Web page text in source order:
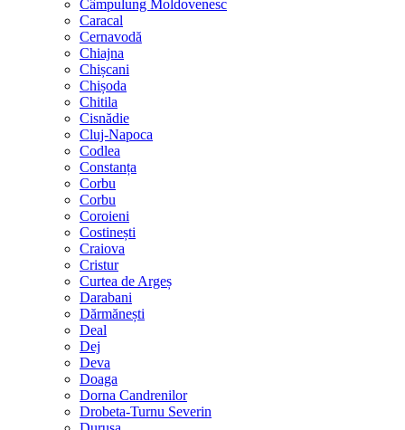
Câmpulung Moldovenesc
Caracal
Cernavodă
Chiajna
Chișcani
Chișoda
Chitila
Cisnădie
Cluj-Napoca
Codlea
Constanța
Corbu
Corbu
Coroieni
Costinești
Craiova
Cristur
Curtea de Argeș
Darabani
Dărmănești
Deal
Dej
Deva
Doaga
Dorna Candrenilor
Drobeta-Turnu Severin